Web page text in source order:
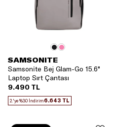
SAMSONITE
Samsonite Bej Glam-Go 15.6"
Laptop Sırt Çantası
9.490 TL
2.'ye %30 İndirim6.643 TL